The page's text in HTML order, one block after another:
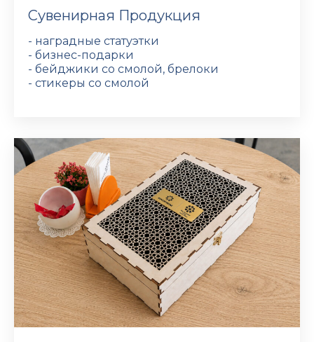
Сувенирная Продукция
- наградные статуэтки
- бизнес-подарки
- бейджики со смолой, брелоки
- стикеры со смолой